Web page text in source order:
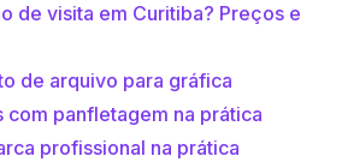
de visita em Curitiba? Preços e
de arquivo para gráfica
com panfletagem na prática
profissional na prática